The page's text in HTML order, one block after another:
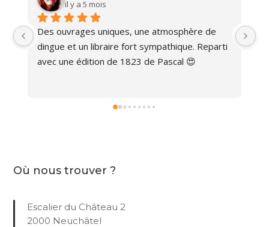
il y a 5 mois
Des ouvrages uniques, une atmosphère de
dingue et un libraire fort sympathique. Reparti
avec une édition de 1823 de Pascal 😍
Où nous trouver ?
Escalier du Château 2
2000 Neuchâtel